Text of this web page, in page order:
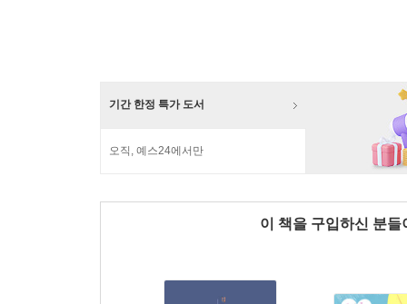
기간 한정 특가 도서
오직, 예스24에서만
이 책을 구입하신 분